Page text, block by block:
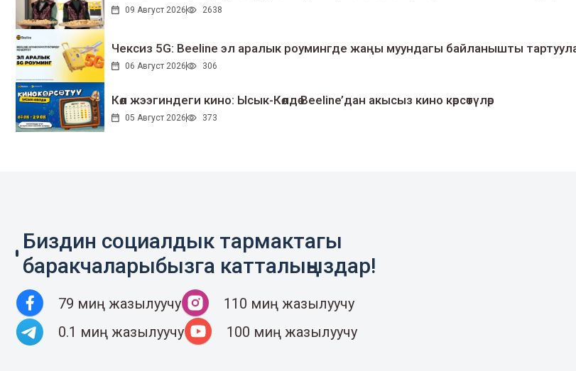
09 Август 2026 2638
Чексиз 5G: Beeline эл аралык роумингде жаңы муундагы байланышты
06 Август 2026 306
Көл жээгиндеги кино: Ысык-Көлдө Beeline’дан акысыз кино көрсөтүлөр
05 Август 2026 373
Биздин социалдык тармактагы
баракчаларыбызга катталыңыздар!
79 миң жазылуучу
110 миң жазылуучу
0.1 миң жазылуучу
100 миң жазылуучу